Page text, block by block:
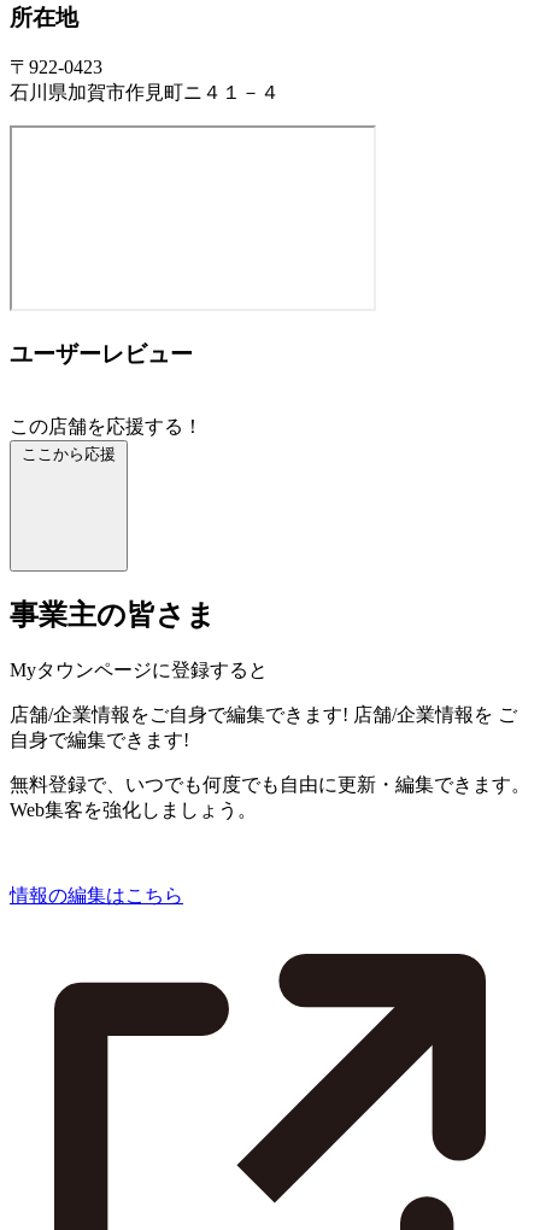
所在地
〒922-0423
石川県加賀市作見町ニ４１－４
ユーザーレビュー
この店舗を応援する！
ここから応援
事業主の皆さま
Myタウンページに登録すると
店舗/企業情報をご自身で編集できます! 店舗/企業情報を ご
自身で編集できます!
無料登録で、いつでも何度でも自由に更新・編集できます。
Web集客を強化しましょう。
情報の編集はこちら